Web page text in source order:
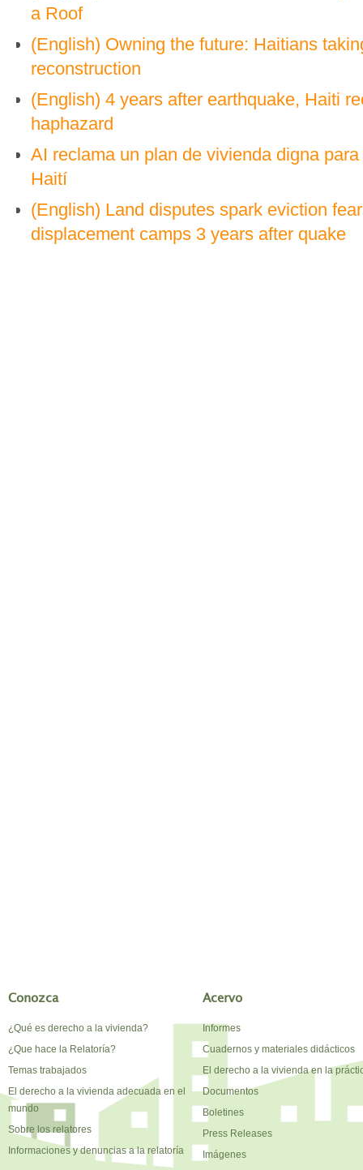
a Roof
(English) Owning the future: Haitians
reconstruction
(English) 4 years after earthquake, Haiti
haphazard
AI reclama un plan de vivienda digna
Haití
(English) Land disputes spark eviction
displacement camps 3 years after quake
Conozca
¿Qué es derecho a la vivienda?
¿Que hace la Relatoría?
Temas trabajados
El derecho a la vivienda adecuada en el
mundo
Sobre los relatores
Informaciones y denuncias a la relatoría
Acervo
Informes
Cuadernos y materiales didácticos
El derecho a la vivienda en la
Documentos
Boletines
Press Releases
Imágenes